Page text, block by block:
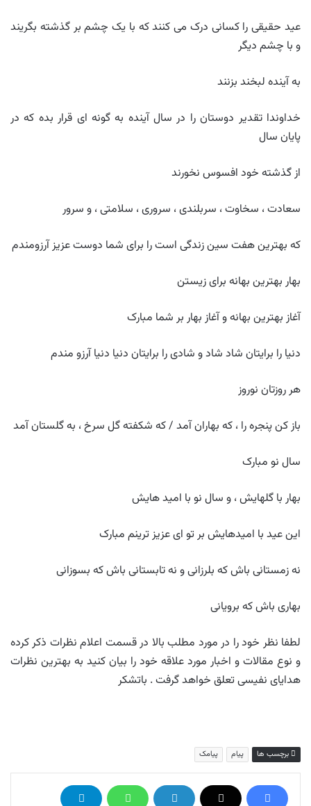
عید حقیقی را کسانی درک می کنند که با یک چشم بر گذشته بگریند
و با چشم دیگر
به آینده لبخند بزنند
خداوندا تقدیر دوستان را در سال آینده به گونه ای قرار بده که در
پایان سال
از گذشته خود افسوس نخورند
سعادت ، سخاوت ، سربلندی ، سروری ، سلامتی ، و سرور
که بهترین هفت سین زندگی است را برای شما دوست عزیز آرزومندم
بهار بهترین بهانه برای زیستن
آغاز بهترین بهانه و آغاز بهار بر شما مبارک
دنیا را برایتان شاد شاد و شادی را برایتان دنیا دنیا آرزو مندم
هر روزتان نوروز
باز کن پنجره را ، که بهاران آمد / که شکفته گل سرخ ، به گلستان آمد
سال نو مبارک
بهار با گلهایش ، و سال نو با امید هایش
این عید با امیدهایش بر تو ای عزیز ترینم مبارک
نه زمستانی باش که بلرزانی و نه تابستانی باش که بسوزانی
بهاری باش که برویانی
لطفا نظر خود را در مورد مطلب بالا در قسمت اعلام نظرات ذکر کرده
و نوع مقالات و اخبار مورد علاقه خود را بیان کنید به بهترین نظرات
هدایای نفیسی تعلق خواهد گرفت . باتشکر
برچسب ها پیام پیامک